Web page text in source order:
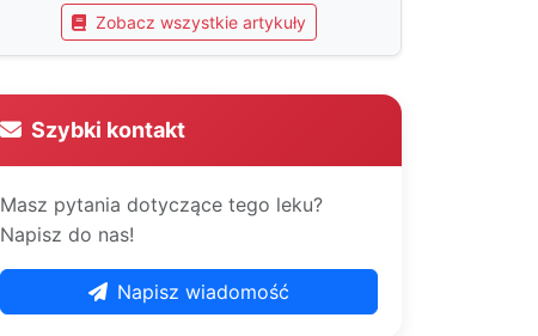
Zobacz wszystkie artykuły
Szybki kontakt
Masz pytania dotyczące tego leku?
Napisz do nas!
Napisz wiadomość